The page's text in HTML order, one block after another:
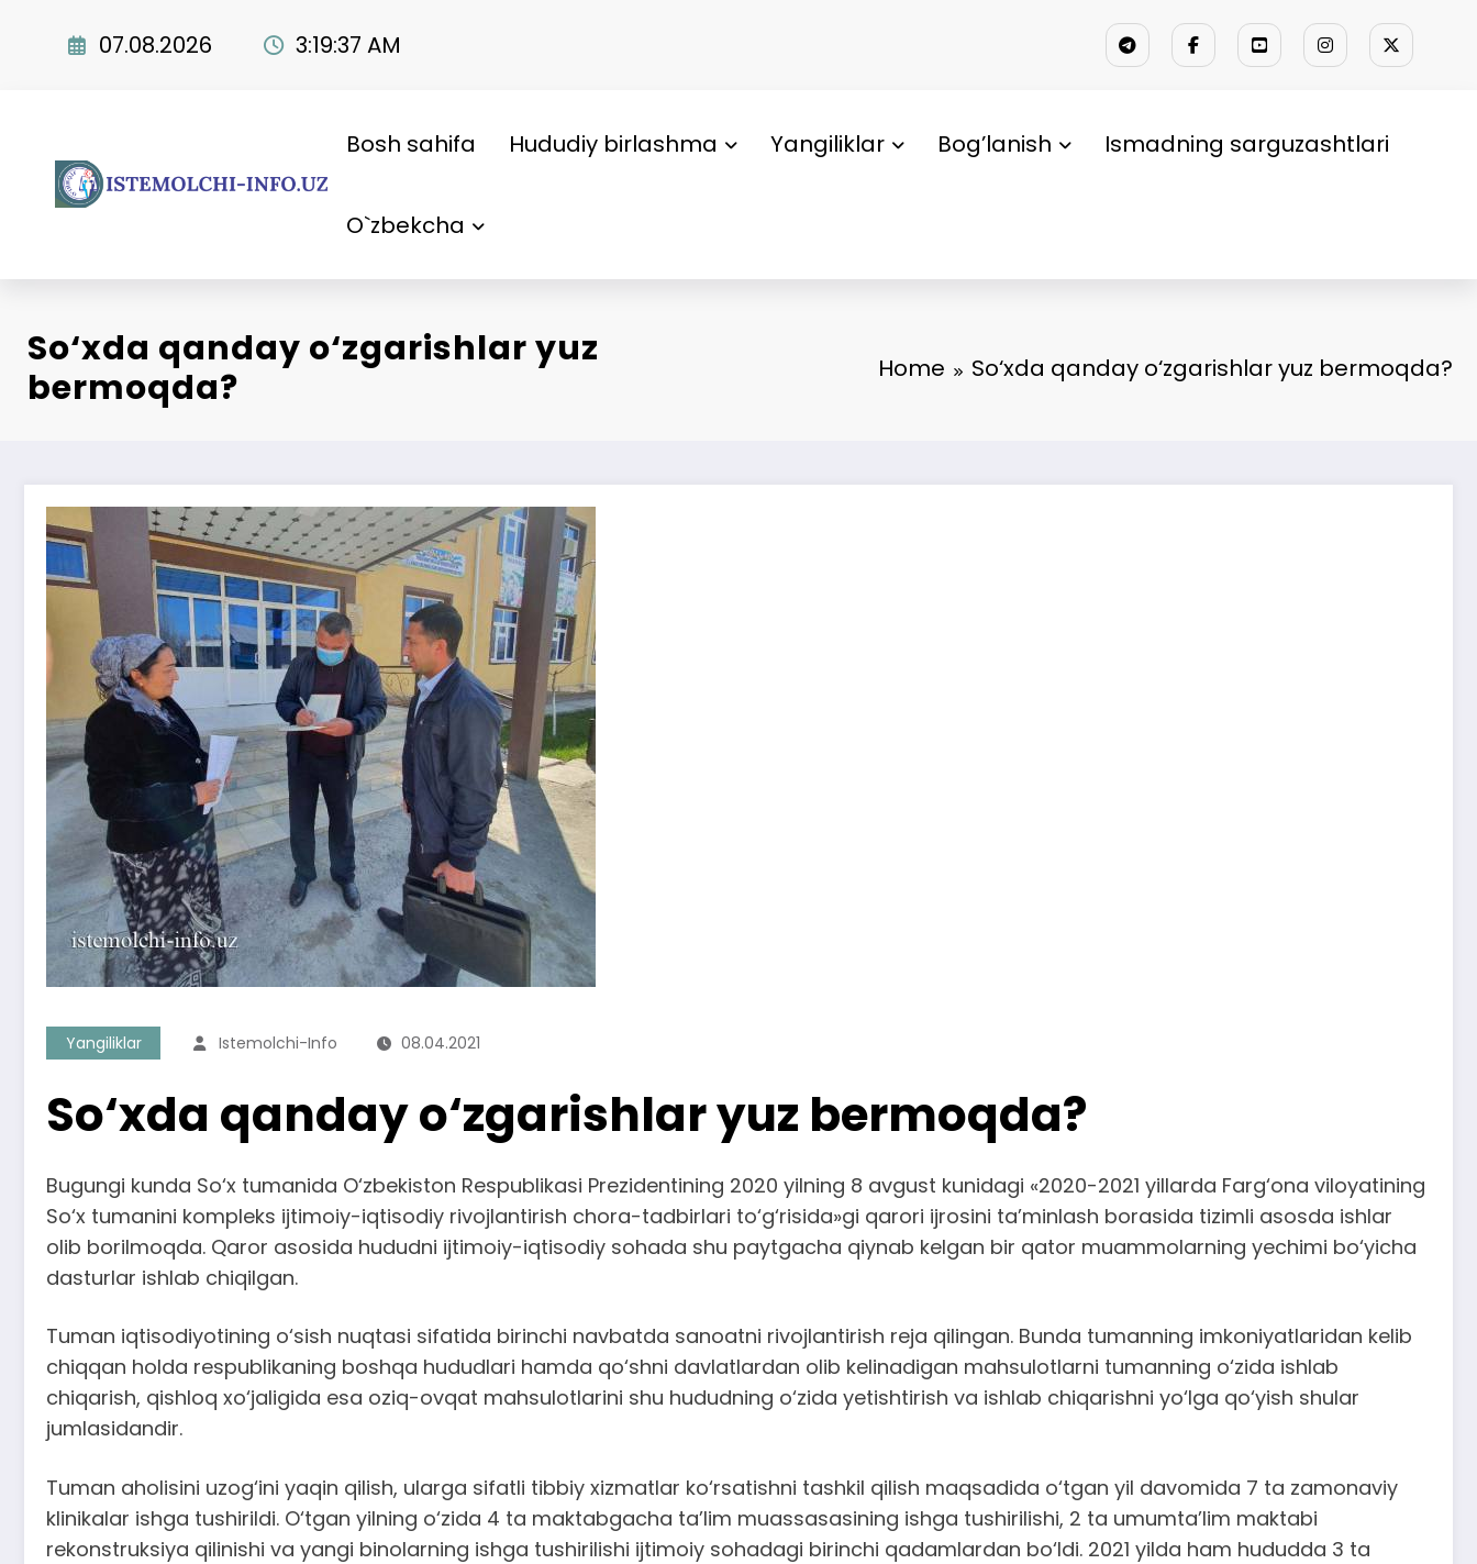
07.08.2026 3:19:38 AM
Bosh sahifa Hududiy birlashma Yangiliklar Bog’lanish Ismadning sarguzashtlari
O`zbekcha
So‘xda qanday o‘zgarishlar yuz
bermoqda?
Home So‘xda qanday o‘zgarishlar yuz bermoqda?
Yangiliklar Istemolchi-Info 08.04.2021
So‘xda qanday o‘zgarishlar yuz bermoqda?
Bugungi kunda So‘x tumanida O‘zbekiston Respublikasi Prezidentining 2020 yilning 8 avgust kunidagi «2020-2021 yillarda Farg‘ona viloyatining
So‘x tumanini kompleks ijtimoiy-iqtisodiy rivojlantirish chora-tadbirlari to‘g‘risida»gi qarori ijrosini ta’minlash borasida tizimli asosda ishlar
olib borilmoqda. Qaror asosida hududni ijtimoiy-iqtisodiy sohada shu paytgacha qiynab kelgan bir qator muammolarning yechimi bo‘yicha
dasturlar ishlab chiqilgan.
Tuman iqtisodiyotining o‘sish nuqtasi sifatida birinchi navbatda sanoatni rivojlantirish reja qilingan. Bunda tumanning imkoniyatlaridan kelib
chiqqan holda respublikaning boshqa hududlari hamda qo‘shni davlatlardan olib kelinadigan mahsulotlarni tumanning o‘zida ishlab
chiqarish, qishloq xo‘jaligida esa oziq-ovqat mahsulotlarini shu hududning o‘zida yetishtirish va ishlab chiqarishni yo‘lga qo‘yish shular
jumlasidandir.
Tuman aholisini uzog‘ini yaqin qilish, ularga sifatli tibbiy xizmatlar ko‘rsatishni tashkil qilish maqsadida o‘tgan yil davomida 7 ta zamonaviy
klinikalar ishga tushirildi. O‘tgan yilning o‘zida 4 ta maktabgacha ta’lim muassasasining ishga tushirilishi, 2 ta umumta’lim maktabi
rekonstruksiya qilinishi va yangi binolarning ishga tushirilishi ijtimoiy sohadagi birinchi qadamlardan bo‘ldi. 2021 yilda ham hududda 3 ta